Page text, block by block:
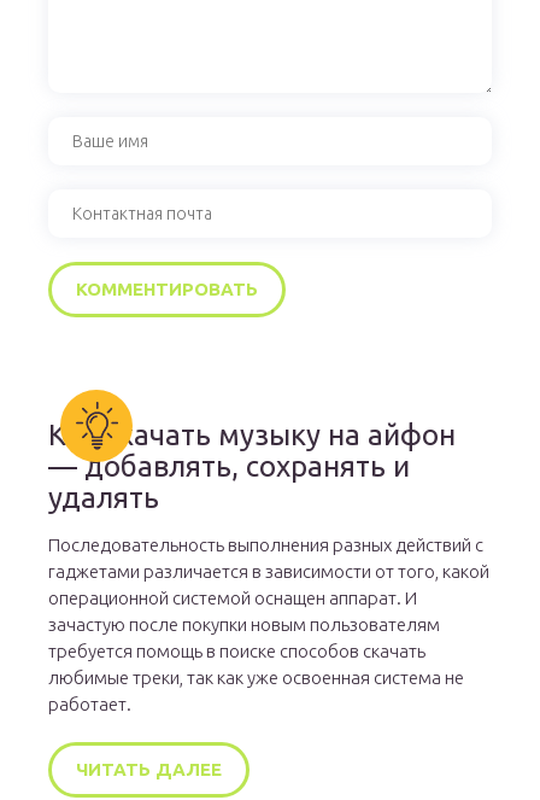
Как скачать музыку на айфон
— добавлять, сохранять и
удалять
Последовательность выполнения разных действий с
гаджетами различается в зависимости от того, какой
операционной системой оснащен аппарат. И
зачастую после покупки новым пользователям
требуется помощь в поиске способов скачать
любимые треки, так как уже освоенная система не
работает.
ЧИТАТЬ ДАЛЕЕ